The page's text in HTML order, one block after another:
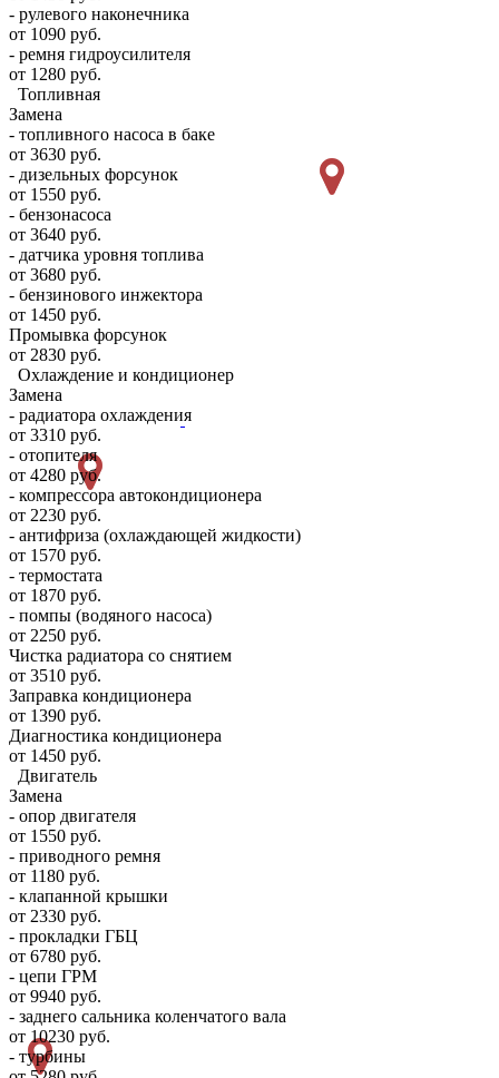
- рулевого наконечника
от 1090 руб.
- ремня гидроусилителя
от 1280 руб.
Топливная
Замена
- топливного насоса в баке
от 3630 руб.
- дизельных форсунок
от 1550 руб.
- бензонасоса
от 3640 руб.
- датчика уровня топлива
от 3680 руб.
- бензинового инжектора
от 1450 руб.
Промывка форсунок
от 2830 руб.
Охлаждение и кондиционер
Замена
- радиатора охлаждения
от 3310 руб.
- отопителя
от 4280 руб.
- компрессора автокондиционера
от 2230 руб.
- антифриза (охлаждающей жидкости)
от 1570 руб.
- термостата
от 1870 руб.
- помпы (водяного насоса)
от 2250 руб.
Чистка радиатора со снятием
от 3510 руб.
Заправка кондиционера
от 1390 руб.
Диагностика кондиционера
от 1450 руб.
Двигатель
Замена
- опор двигателя
от 1550 руб.
- приводного ремня
от 1180 руб.
- клапанной крышки
от 2330 руб.
- прокладки ГБЦ
от 6780 руб.
- цепи ГРМ
от 9940 руб.
- заднего сальника коленчатого вала
от 10230 руб.
- турбины